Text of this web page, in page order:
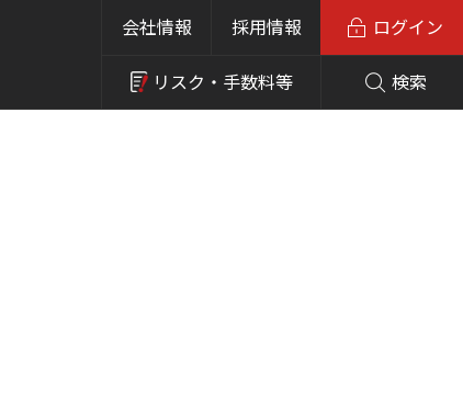
会社情報 採用情報
リスク・ 手数料等 検索
ログイン